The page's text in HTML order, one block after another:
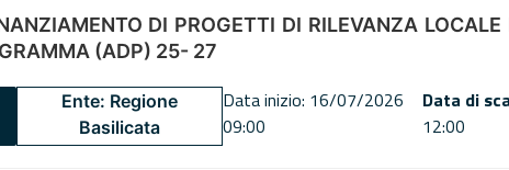
DI PROGETTI DI RILEVANZA
(ADP) 25- 27
Ente: Regione
Basilicata
Data inizio: 16/07/2026
09:00
Data di
12:00